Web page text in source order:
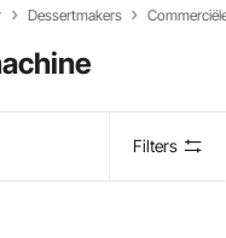
Dessertmakers
Filters